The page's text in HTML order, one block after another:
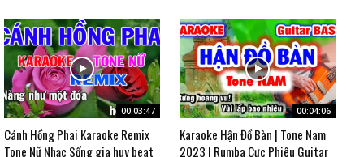
00:03:47
Cánh Hồng Phai Karaoke Remix
Tone Nữ Nhạc Sống gia huy beat
00:04:06
Karaoke Hận Đồ Bàn | Tone Nam
2023 | Rumba Cực Phiêu Guitar